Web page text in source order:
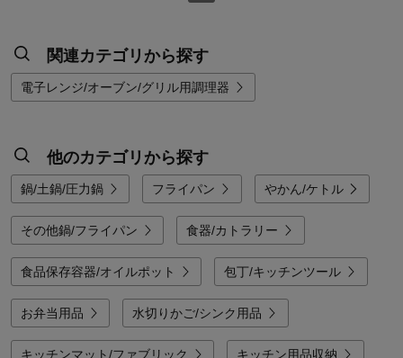
関連カテゴリから探す
電子レンジ/オーブン/グリル用調理器
他のカテゴリから探す
鍋/土鍋/圧力鍋 フライパン やかん/ケトル
その他鍋/フライパン 食器/カトラリー
食品保存容器/オイルポット 包丁/キッチンツール
お弁当用品 水切りかご/シンク用品
キッチンマット/ファブリック キッチン用品収納